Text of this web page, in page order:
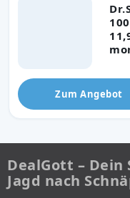
Zum Angebot
DealGott – Dein
Jagd nach